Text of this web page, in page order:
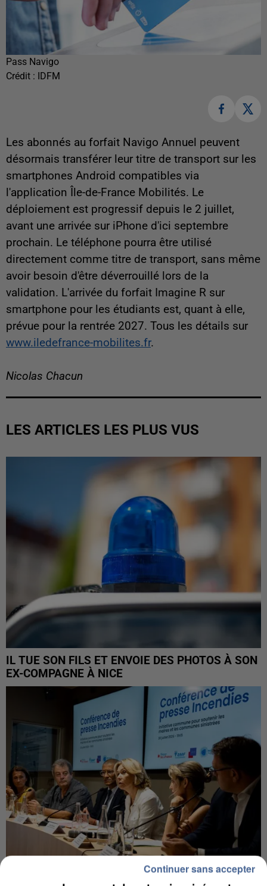
Pass Navigo
Crédit : IDFM
Les abonnés au forfait Navigo Annuel peuvent
désormais transférer leur titre de transport sur les
smartphones Android compatibles via
l'application Île-de-France Mobilités. Le
déploiement est progressif depuis le 2 juillet,
avant une arrivée sur iPhone d'ici septembre
prochain. Le téléphone pourra être utilisé
directement comme titre de transport, sans même
avoir besoin d'être déverrouillé lors de la
validation. L'arrivée du forfait Imagine R sur
smartphone pour les étudiants est, quant à elle,
prévue pour la rentrée 2027. Tous les détails sur
www.iledefrance-mobilites.fr.
Nicolas Chacun
LES ARTICLES LES PLUS VUS
IL TUE SON FILS ET ENVOIE DES PHOTOS À SON
EX-COMPAGNE À NICE
Continuer sans accepter